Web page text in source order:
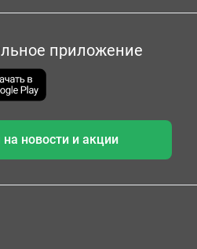
приложение
на новости и акции